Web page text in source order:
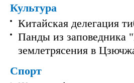
Культура
Китайская делегация
Панды из заповедника
землетрясения в
Спорт